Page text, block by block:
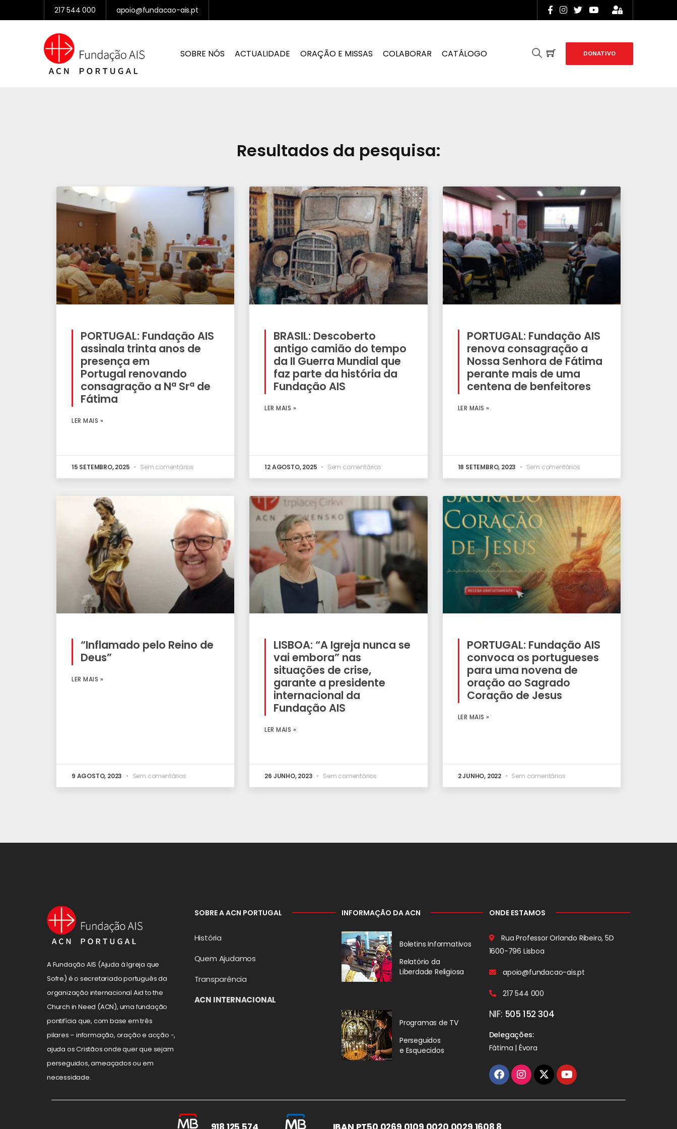
217 544 000 apoio@fundacao-ais.pt
SOBRE NÓS ACTUALIDADE ORAÇÃO E MISSAS COLABORAR CATÁLOGO DONATIVO
Resultados da pesquisa:
PORTUGAL: Fundação AIS
assinala trinta anos de
presença em
Portugal renovando
consagração a Nª Srª de
Fátima
LER MAIS »
15 SETEMBRO, 2025 Sem comentários
BRASIL: Descoberto
antigo camião do tempo
da II Guerra Mundial que
faz parte da história da
Fundação AIS
LER MAIS »
12 AGOSTO, 2025 Sem comentários
PORTUGAL: Fundação AIS
renova consagração a
Nossa Senhora de Fátima
perante mais de uma
centena de benfeitores
LER MAIS »
18 SETEMBRO, 2023 Sem comentários
“Inflamado pelo Reino de
Deus”
LER MAIS »
9 AGOSTO, 2023 Sem comentários
LISBOA: “A Igreja nunca se
vai embora” nas
situações de crise,
garante a presidente
internacional da
Fundação AIS
LER MAIS »
26 JUNHO, 2023 Sem comentários
PORTUGAL: Fundação AIS
convoca os portugueses
para uma novena de
oração ao Sagrado
Coração de Jesus
LER MAIS »
2 JUNHO, 2022 Sem comentários
A Fundação AIS (Ajuda à Igreja que
Sofre) é o secretariado português da
organização internacional Aid to the
Church in Need (ACN), uma fundação
pontifícia que, com base em três
pilares – informação, oração e acção -,
ajuda os Cristãos onde quer que sejam
perseguidos, ameaçados ou em
necessidade.
SOBRE A ACN PORTUGAL
História
Quem Ajudamos
Transparência
ACN INTERNACIONAL
INFORMAÇÃO DA ACN
Boletins Informativos
Relatório da
Liberdade Religiosa
Programas de TV
Perseguidos
e Esquecidos
ONDE ESTAMOS
Rua Professor Orlando Ribeiro, 5D
1600-796 Lisboa
apoio@fundacao-ais.pt
217 544 000
NIF: 505 152 304
Delegações:
Fátima | Évora